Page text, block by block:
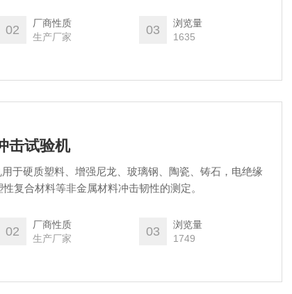
02
厂商性质
生产厂家
03
浏览量
1635
击试验机
于硬质塑料、增强尼龙、玻璃钢、陶瓷、铸石，电绝缘
复合材料等非金属材料冲击韧性的测定。
02
厂商性质
生产厂家
03
浏览量
1749